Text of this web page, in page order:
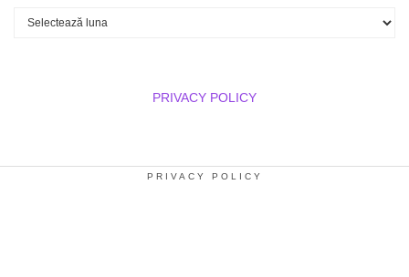
Arhive
PRIVACY POLICY
PRIVACY POLICY